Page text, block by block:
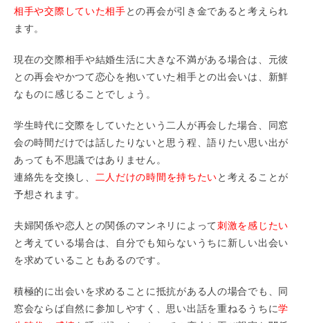
相手や交際していた相手との再会が引き金であると考えられ
ます。
現在の交際相手や結婚生活に大きな不満がある場合は、元彼
との再会やかつて恋心を抱いていた相手との出会いは、新鮮
なものに感じることでしょう。
学生時代に交際をしていたという二人が再会した場合、同窓
会の時間だけでは話したりないと思う程、語りたい思い出が
あっても不思議ではありません。
連絡先を交換し、 二人だけの時間を持ちたいと考えることが
予想されます。
夫婦関係や恋人との関係のマンネリによって刺激を感じたい
と考えている場合は、自分でも知らないうちに新しい出会い
を求めていることもあるのです。
積極的に出会いを求めることに抵抗がある人の場合でも、同
窓会ならば自然に参加しやすく、思い出話を重ねるうちに学